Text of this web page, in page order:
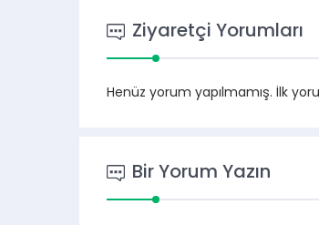
Ziyaretçi Yorumları
Henüz yorum yapılmamış. İlk
Bir Yorum Yazın